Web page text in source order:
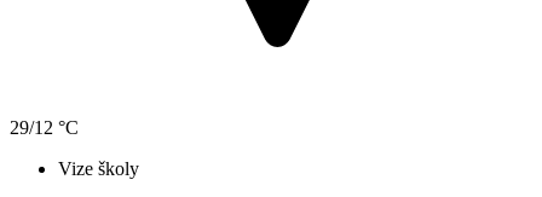
29/12 °C
Vize školy